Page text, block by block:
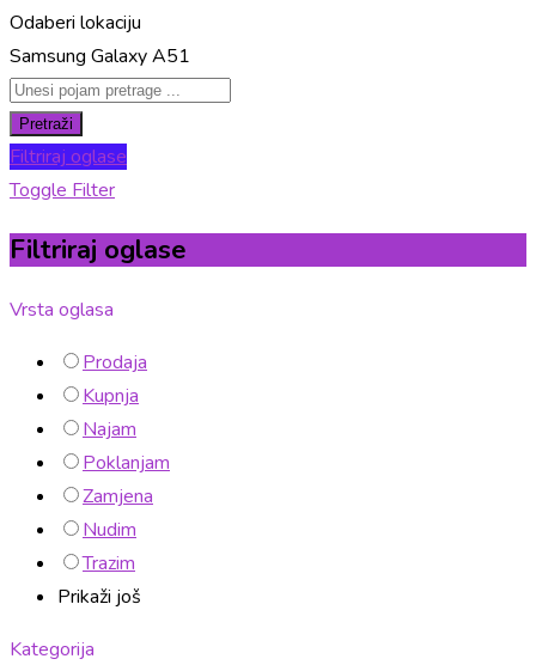
Odaberi lokaciju
Samsung Galaxy A51
Pretraži
Filtriraj oglase
Toggle Filter
Filtriraj oglase
Vrsta oglasa
Prodaja
Kupnja
Najam
Poklanjam
Zamjena
Nudim
Trazim
Prikaži još
Kategorija